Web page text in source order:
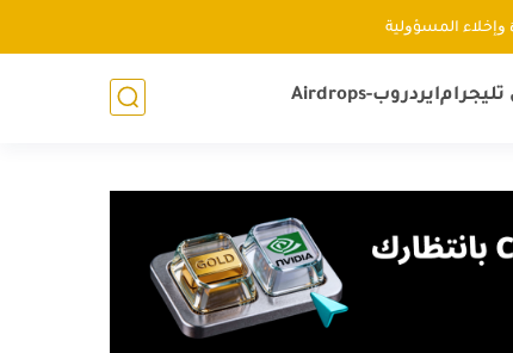
ﻭإﺧﻼء اﻟﻤﺴﺆﻭﻟﻴﺔ
ايردروب-Airdrops